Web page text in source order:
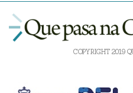
COPYRIGHT 2019